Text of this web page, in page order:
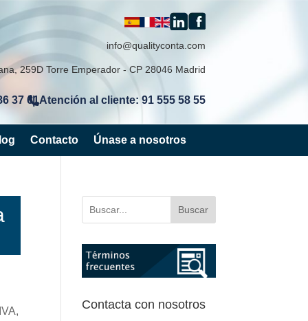
info@qualityconta.com
259D Torre Emperador - CP 28046 Madrid
37 61
| Atención al cliente: 91 555 58 55
Contacto Únase a nosotros
Buscar
Contacta con nosotros